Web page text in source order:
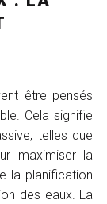
être pensés
Cela signifie
telles que
maximiser la
la planification
des eaux. La